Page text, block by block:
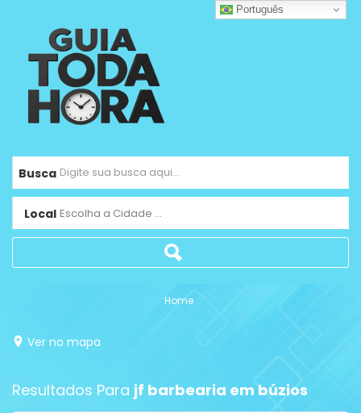
Busca
Local Escolha a Cidade ...
Home
Ver no mapa
Resultados Para jf barbearia em búzios
Português